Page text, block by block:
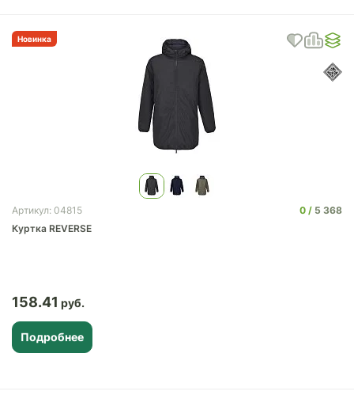
Новинка
Артикул: 04815 0
5 368
Куртка REVERSE
158.41
Подробнее